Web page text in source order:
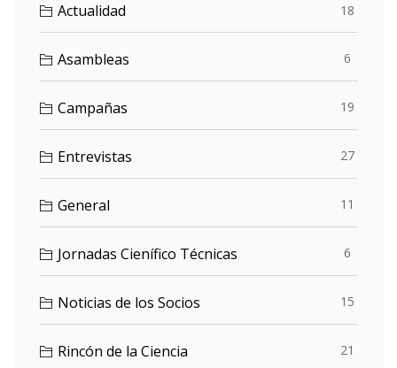
Actualidad 18
Asambleas 6
Campañas 19
Entrevistas 27
General 11
Jornadas Cienífico Técnicas 6
Noticias de los Socios 15
Rincón de la Ciencia 21